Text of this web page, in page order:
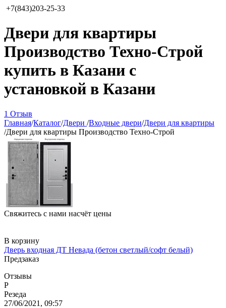
+7(843)203-25-33
Двери для квартиры
Производство Техно-Строй
купить в Казани с
установкой в Казани
1 Отзыв
Главная/Каталог/Двери /Входные двери/Двери для квартиры
/Двери для квартиры Производство Техно-Строй
Свяжитесь с нами насчёт цены
В корзину
Дверь входная ДТ Невада (бетон светлый/софт белый)
Предзаказ
Отзывы
Р
Резеда
27/06/2021, 09:57